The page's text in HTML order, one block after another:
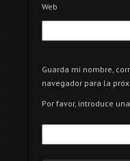
Web
Guarda mi nombre,
navegador para la
Por favor, introduce